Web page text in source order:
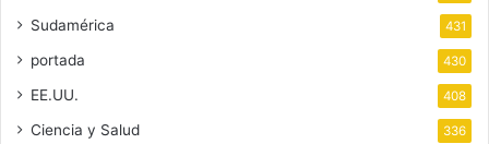
Sudamérica 431
portada 430
EE.UU. 408
Ciencia y Salud 336